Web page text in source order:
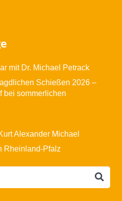
mit Dr. Michael Petrack
Schießen 2026 –
bei sommerlichen
Alexander Michael
Rheinland-Pfalz